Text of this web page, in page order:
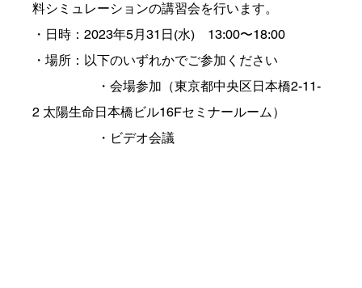
料シミュレーションの講習会を行います。
・日時：2023年5月31日(水)　13:00〜18:00
・場所：以下のいずれかでご参加ください
・会場参加（東京都中央区日本橋2-11-
2 太陽生命日本橋ビル16Fセミナールーム）
・ビデオ会議